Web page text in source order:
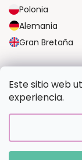
Este sitio web
experiencia.
Polonia
Alemania
Gran Bretaña
OPCIONES